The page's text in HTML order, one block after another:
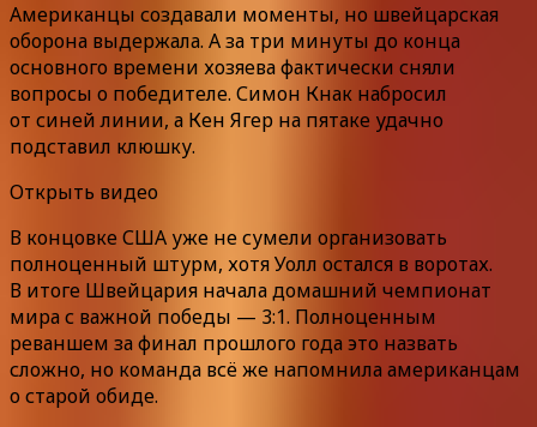
Американцы создавали моменты, но швейцарская
оборона выдержала. А за три минуты до конца
основного времени хозяева фактически сняли
вопросы о победителе. Симон Кнак набросил
от синей линии, а Кен Ягер на пятаке удачно
подставил клюшку.
Открыть видео
В концовке США уже не сумели организовать
полноценный штурм, хотя Уолл остался в воротах.
В итоге Швейцария начала домашний чемпионат
мира с важной победы — 3:1. Полноценным
реваншем за финал прошлого года это назвать
сложно, но команда всё же напомнила американцам
о старой обиде.